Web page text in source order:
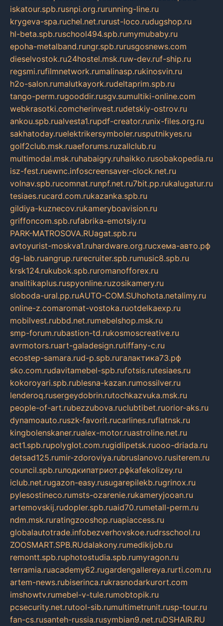
iskatour.spb.rusnpi.org.rurunning-line.ru
krygeva-spa.ruchel.net.rurust-loco.rudugshop.ru
hl-beta.spb.ruschool494.spb.rumymubaby.ru
epoha-metalband.rungr.spb.rurusgosnews.com
dieselvostok.ru24hostel.msk.ruw-dev.ruf-ship.ru
regsmi.rufilmnetwork.rumalinasp.rukinosvin.ru
h2o-salon.rumalutkayork.rudeltaprim.spb.ru
tango-perm.rugooddir.rusgv.sumultiki-online.com
webkrasotki.comcherinvest.rudetskiy-ostrov.ru
ankou.spb.rualvesta1.rupdf-creator.runix-files.org.ru
sakhatoday.ruelektrikersymboler.rusputnikyes.ru
golf2club.msk.ruaeforums.ruzallclub.ru
multimodal.msk.ruhabaigry.ruhaikko.rusobakopedia.ru
isz-fest.ruewnc.infoscreensaver-clock.net.ru
volnav.spb.rucomnat.runpf.net.ru7bit.pp.rukalugatur.ru
tesiaes.rucard.com.rukazanka.spb.ru
gildiya-kuznecov.rukameryboavision.ru
griffoncom.spb.rufabrika-emotsiy.ru
PARK-MATROSOVA.RUagat.spb.ru
avtoyurist-moskva1.ruhardware.org.ruсхема-авто.рф
dg-lab.ruangrup.rurecruiter.spb.rumusic8.spb.ru
krsk124.rukubok.spb.ruromanofforex.ru
analitikaplus.ruspyonline.ruzosikamery.ru
sloboda-ural.pp.ruAUTO-COM.SUhohota.netalimy.ru
online-z.comaromat-vostoka.ruotdelkaexp.ru
mobilvest.rubbd.net.rumebelshop.msk.ru
smp-forum.rubastion-td.rukosmoscreative.ru
avrmotors.ruart-galadesign.rutiffany-c.ru
ecostep-samara.rud-p.spb.ruгалактика73.рф
sko.com.rudavitamebel-spb.rufotsis.rutesiaes.ru
kokoroyari.spb.rublesna-kazan.rumossilver.ru
lenderoq.rusergeydobrin.rutochkazvuka.msk.ru
people-of-art.rubezzubova.ruclubtibet.ruorior-aks.ru
dynamoauto.ruszk-favorit.rucarlines.ruflatnsk.ru
kingbolenskaner.rualex-motor.ruastroline.net.ru
act1.spb.rupolyglot.com.rugidlipetsk.ruooo-driada.ru
detsad125.rumir-zdoroviya.rubruslanovo.rusiterem.ru
council.spb.ruлодкипатриот.рфkafekolizey.ru
iclub.net.rugazon-easy.rusugarepilekb.rugrinox.ru
pylesostineco.rumsts-ozarenie.rukameryjooan.ru
artemovskij.rudopler.spb.ruaid70.rumetall-perm.ru
ndm.msk.ruratingzooshop.ruapiaccess.ru
globalautotrade.infobezverhovskoe.rudrsschool.ru
ZOOSMART.SPB.RUdalakony.rumedikijob.ru
remontt.spb.ruphotostudia.spb.rumyragon.ru
terramia.ruacademy62.rugardengallereya.rurti.com.ru
artem-news.rubiserinca.rukrasnodarkurort.com
imshowtv.rumebel-v-tule.rumobtopik.ru
pcsecurity.net.rutool-sib.rumultimetrunit.rusp-tour.ru
fan-cs.rusanteh-russia.rusymbian9.net.ruDSHAIR.RU